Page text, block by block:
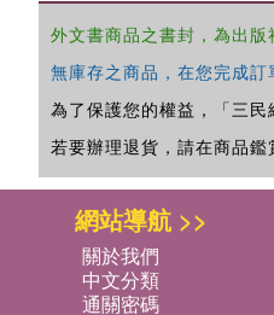
外文書商品之書封，為出
無庫存之商品，在您完成
為了保護您的權益，「三民
若要辦理退貨，請在商品
網站導航 >>
關於我們
中文分類
通關密碼